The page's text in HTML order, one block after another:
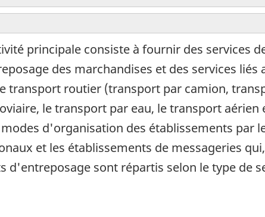
principale consiste à fournir des services
des marchandises et des services liés
transport routier (transport par camion,
le transport par eau, le transport aérien
d'organisation des établissements par
et les établissements de messageries
d'entreposage sont répartis selon le type de